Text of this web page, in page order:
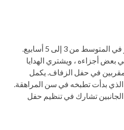
يستغرق التحضير لحدث التتار في المتوسط ​​من 3 إلى 5 أسابيع.
أجزاءه ، ويشتري الهدايا
في حفل الزفاف. يكمل
الذي بدأت تطبخه في سن المراهقة.
الجانبين تشارك في تنظيم حفل